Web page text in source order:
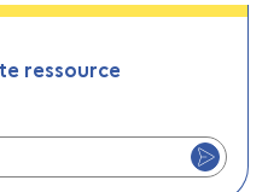
ressource